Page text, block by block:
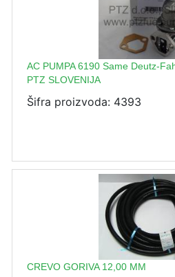
AC PUMPA 6190 Same Deutz-
PTZ SLOVENIJA
Šifra proizvoda: 4393
CREVO GORIVA 12,00 MM